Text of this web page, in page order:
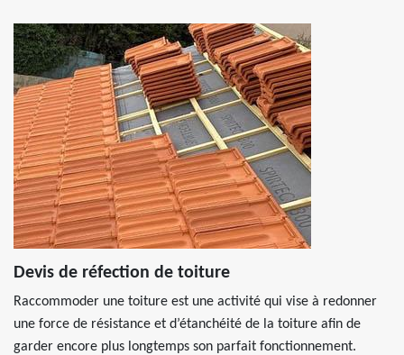
Devis de réfection de toiture
Raccommoder une toiture est une activité qui vise à redonner
une force de résistance et d’étanchéité de la toiture afin de
garder encore plus longtemps son parfait fonctionnement.